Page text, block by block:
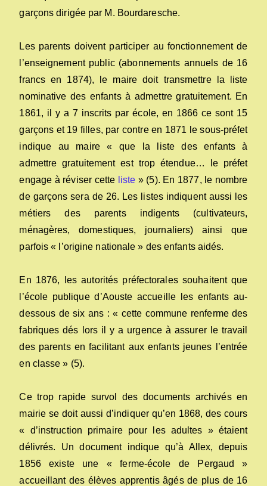
garçons dirigée par M. Bourdaresche.
Les parents doivent participer au fonctionnement de
l’enseignement public (abonnements annuels de 16
francs en 1874), le maire doit transmettre la liste
nominative des enfants à admettre gratuitement. En
1861, il y a 7 inscrits par école, en 1866 ce sont 15
garçons et 19 filles, par contre en 1871 le sous-préfet
indique au maire « que la liste des enfants à
admettre gratuitement est trop étendue… le préfet
engage à réviser cette liste » (5). En 1877, le nombre
de garçons sera de 26. Les listes indiquent aussi les
métiers des parents indigents (cultivateurs,
ménagères, domestiques, journaliers) ainsi que
parfois « l’origine nationale » des enfants aidés.
En 1876, les autorités préfectorales souhaitent que
l’école publique d’Aouste accueille les enfants au-
dessous de six ans : « cette commune renferme des
fabriques dés lors il y a urgence à assurer le travail
des parents en facilitant aux enfants jeunes l’entrée
en classe » (5).
Ce trop rapide survol des documents archivés en
mairie se doit aussi d’indiquer qu’en 1868, des cours
« d’instruction primaire pour les adultes » étaient
délivrés. Un document indique qu’à Allex, depuis
1856 existe une « ferme-école de Pergaud »
accueillant des élèves apprentis âgés de plus de 16